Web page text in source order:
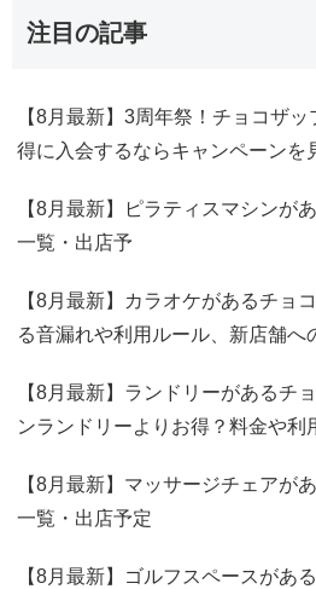
注目の記事
【8月最新】3周年祭！チョコザ
得に入会するならキャンペーンを
【8月最新】ピラティスマシンが
一覧・出店予
【8月最新】カラオケがあるチョ
る音漏れや利用ルール、新店舗へ
【8月最新】ランドリーがあるチ
ンランドリーよりお得？料金や利
【8月最新】マッサージチェアが
一覧・出店予定
【8月最新】ゴルフスペースがあ